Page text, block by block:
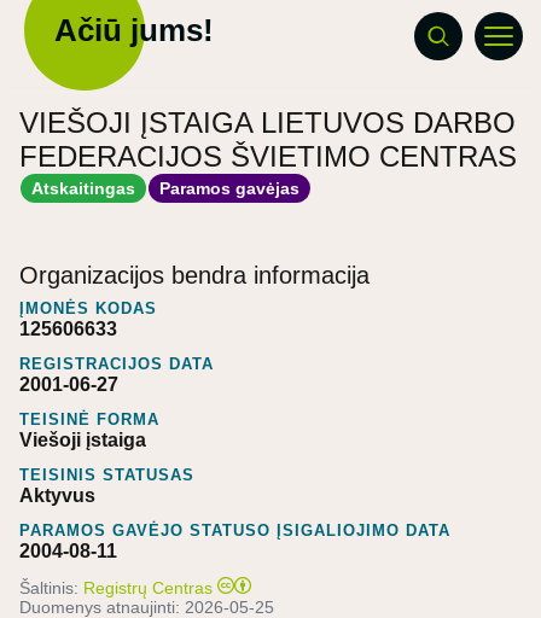
Ačiū jums!
VIEŠOJI ĮSTAIGA LIETUVOS DARBO
FEDERACIJOS ŠVIETIMO CENTRAS
Atskaitingas Paramos gavėjas
Organizacijos bendra informacija
ĮMONĖS KODAS
125606633
REGISTRACIJOS DATA
2001-06-27
TEISINĖ FORMA
Viešoji įstaiga
TEISINIS STATUSAS
Aktyvus
PARAMOS GAVĖJO STATUSO ĮSIGALIOJIMO DATA
2004-08-11
Šaltinis: Registrų Centras
Duomenys atnaujinti: 2026-05-25